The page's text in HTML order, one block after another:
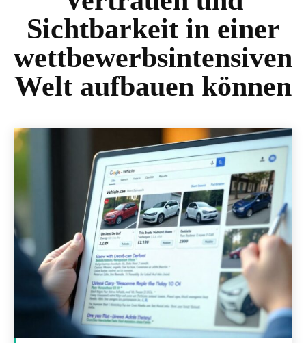
Sichtbarkeit in einer
wettbewerbsintensiven
Welt aufbauen können